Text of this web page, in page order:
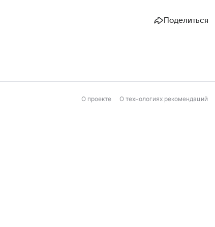
Поделиться
О проекте О технологиях рекомендаций